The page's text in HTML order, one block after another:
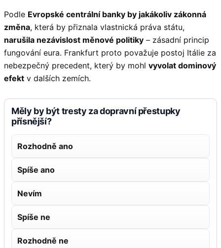
Podle Evropské centrální banky by jakákoliv zákonná
změna, která by přiznala vlastnická práva státu,
narušila nezávislost měnové politiky – zásadní princip
fungování eura. Frankfurt proto považuje postoj Itálie za
nebezpečný precedent, který by mohl vyvolat dominový
efekt v dalších zemích.
Měly by být tresty za dopravní přestupky
přísnější?
Rozhodně ano
Spíše ano
Nevím
Spíše ne
Rozhodně ne